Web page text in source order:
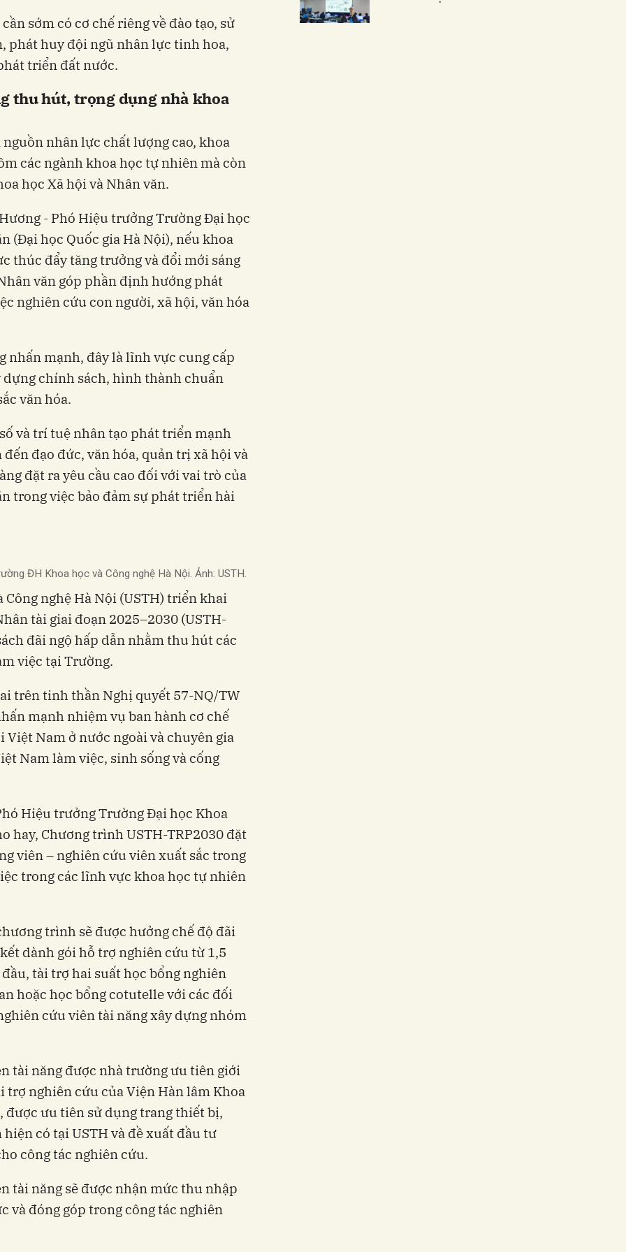
sớm có cơ chế riêng về đào tạo, sử
phát huy đội ngũ nhân lực tinh hoa,
triển đất nước.
thu hút, trọng dụng nhà khoa
nhân lực chất lượng cao, khoa
các ngành khoa học tự nhiên mà còn
học Xã hội và Nhân văn.
- Phó Hiệu trưởng Trường Đại học
(Đại học Quốc gia Hà Nội), nếu khoa
thúc đẩy tăng trưởng và đổi mới sáng
văn góp phần định hướng phát
nghiên cứu con người, xã hội, văn hóa
nhấn mạnh, đây là lĩnh vực cung cấp
dựng chính sách, hình thành chuẩn
văn hóa.
và trí tuệ nhân tạo phát triển mạnh
đạo đức, văn hóa, quản trị xã hội và
đặt ra yêu cầu cao đối với vai trò của
trong việc bảo đảm sự phát triển hài
ĐH Khoa học và Công nghệ Hà Nội. Ảnh: USTH.
nghệ Hà Nội (USTH) triển khai
tài giai đoạn 2025–2030 (USTH-
đãi ngộ hấp dẫn nhằm thu hút các
việc tại Trường.
trên tinh thần Nghị quyết 57-NQ/TW
mạnh nhiệm vụ ban hành cơ chế
Nam ở nước ngoài và chuyên gia
Nam làm việc, sinh sống và cống
Hiệu trưởng Trường Đại học Khoa
hay, Chương trình USTH-TRP2030 đặt
viên – nghiên cứu viên xuất sắc trong
trong các lĩnh vực khoa học tự nhiên
trình sẽ được hưởng chế độ đãi
dành gói hỗ trợ nghiên cứu từ 1,5
tài trợ hai suất học bổng nghiên
hoặc học bổng cotutelle với các đối
cứu viên tài năng xây dựng nhóm
tài năng được nhà trường ưu tiên giới
nghiên cứu của Viện Hàn lâm Khoa
được ưu tiên sử dụng trang thiết bị,
có tại USTH và đề xuất đầu tư
công tác nghiên cứu.
tài năng sẽ được nhận mức thu nhập
và đóng góp trong công tác nghiên